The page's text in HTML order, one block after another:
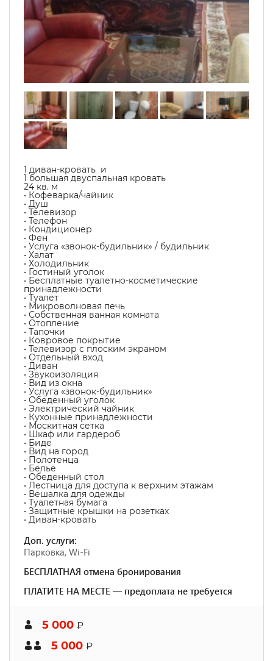
1 диван-кровать и
1 большая двуспальная кровать
24 кв. м
• Кофеварка/чайник
• Душ
• Телевизор
• Телефон
• Кондиционер
• Фен
• Услуга «звонок-будильник» / будильник
• Халат
• Холодильник
• Гостиный уголок
• Бесплатные туалетно-косметические
принадлежности
• Туалет
• Микроволновая печь
• Собственная ванная комната
• Отопление
• Тапочки
• Ковровое покрытие
• Телевизор с плоским экраном
• Отдельный вход
• Диван
• Звукоизоляция
• Вид из окна
• Услуга «звонок-будильник»
• Обеденный уголок
• Электрический чайник
• Кухонные принадлежности
• Москитная сетка
• Шкаф или гардероб
• Биде
• Вид на город
• Полотенца
• Белье
• Обеденный стол
• Лестница для доступа к верхним этажам
• Вешалка для одежды
• Туалетная бумага
• Защитные крышки на розетках
• Диван-кровать
Доп. услуги:
Парковка, Wi-Fi
БЕСПЛАТНАЯ отмена бронирования
ПЛАТИТЕ НА МЕСТЕ — предоплата не требуется
5 000 ₽
5 000 ₽